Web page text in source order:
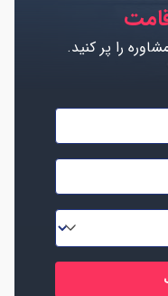
را پر کنید.